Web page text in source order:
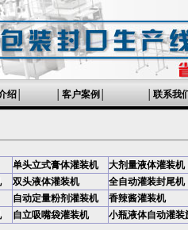
绍 客户案例 联系我
单头立式膏体灌装机 大剂量液体灌装机
双头液体灌装机 全自动灌装封尾机
自动定量粉剂灌装机 香辣酱灌装机
自立吸嘴袋灌装机 小瓶液体自动灌装